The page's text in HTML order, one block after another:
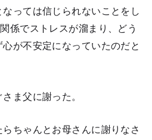
っては信じられないことをし
係でストレスが溜まり、どう
が不安定になっていたのだと
ま父に謝った。
らちゃんとお母さんに謝りなさ